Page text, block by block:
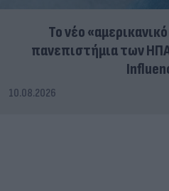
Το νέο
πανεπιστήμια των
10.08.2026